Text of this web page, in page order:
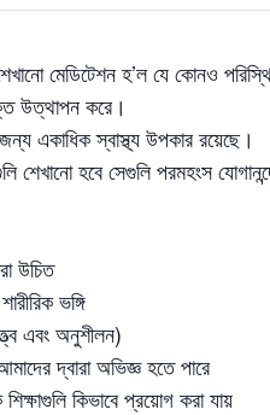
মেডিটেশন হ’ল যে কোনও
উত্থাপন করে।
একাধিক স্বাস্থ্য উপকার রয়েছে।
হবে সেগুলি পরমহংস
উচিত
ভঙ্গি
এবং অনুশীলন)
দ্বারা অভিজ্ঞ হতে পারে
শিক্ষাগুলি কিভাবে প্রয়োগ করা যায়